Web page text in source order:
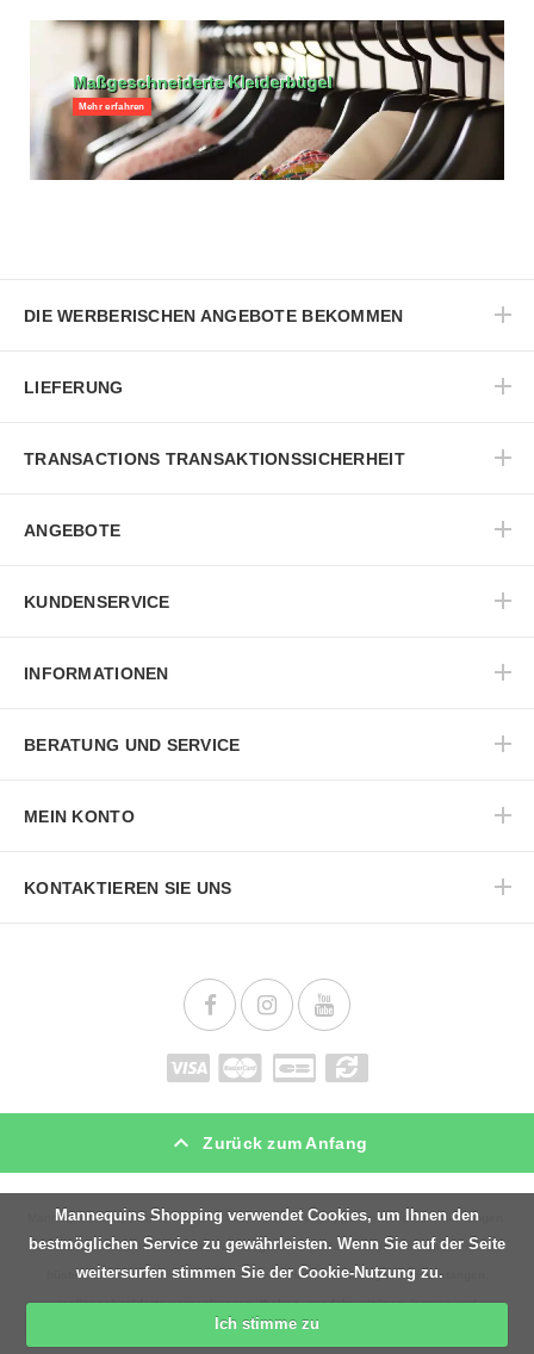
Mannequins Shopping verwendet Cookies, um Ihnen den
bestmöglichen Service zu gewährleisten. Wenn Sie auf der Seite
weitersurfen stimmen Sie der Cookie-Nutzung zu.
Ich stimme zu
Maßgeschneiderte Kleiderbügel
Mehr erfahren
DIE WERBERISCHEN ANGEBOTE BEKOMMEN
LIEFERUNG
TRANSACTIONS TRANSAKTIONSSICHERHEIT
ANGEBOTE
KUNDENSERVICE
INFORMATIONEN
BERATUNG UND SERVICE
MEIN KONTO
KONTAKTIEREN SIE UNS
Zurück zum Anfang
Mannequins Shopping ist spezialist fürschaufensterpuppenundladeneinrichtungen
Unser angebot ist breit inschaufensterfiguren in großen mengen verwendet, herren
büsten, damenschneiderbüsten, professionellekleiderbügel, kleiderstangen
maßgeschneiderte verpackungen,theken,gondeln,vitrinen, lampen und
ladenbeleuchtungfür einzelhandel, sicherheitsprodukt,